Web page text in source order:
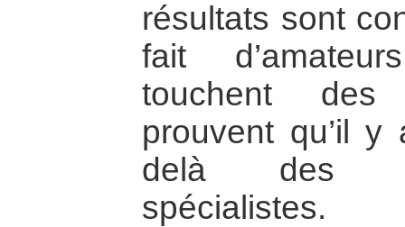
résultats sont
fait
touchent des
prouvent qu’il
delà des
spécialistes.